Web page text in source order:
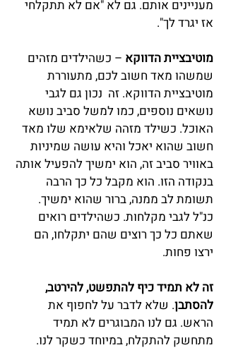
מעניינים אותם. גם לא "אם לא תתקלחי
אז יגרד לך".
מוטיבציית הדווקא – כשהילדים מזהים
שמשהו מאד חשוב לכם, מתעוררת
מוטיבציית הדווקא. זה  נכון גם לגבי
נושאים נוספים, כמו למשל סביב נושא
האוכל. כשילד מזהה שלאימא שלו מאד
חשוב שהוא יאכל והיא עושה שמיניות
באוויר סביב זה, הוא ימשיך להפעיל אותה
בנקודה הזו. הוא מקבל כל כך הרבה
תשומת לב ממנה, ברור שהוא ימשיך.
כנ"ל לגבי מקלחות. כשהילדים רואים
שאתם כל כך רוצים שהם יתקלחו, הם
ירצו פחות.
זה לא תמיד כיף להתפשט, להירטב,
להסתבן. שלא לדבר על לחפוף את
הראש. גם לנו המבוגרים לא תמיד
מתחשק להתקלח, במיוחד כשקר לנו.